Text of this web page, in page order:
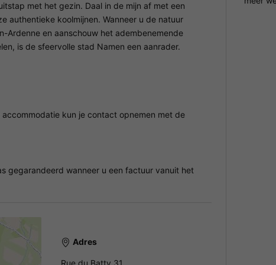
met het gezin. Daal in de mijn af met een
authentieke koolmijnen. Wanneer u de natuur
Ardenne en aanschouw het adembenemende
is de sfeervolle stad Namen een aanrader.
kun je contact opnemen met de
gegarandeerd wanneer u een factuur vanuit het
Adres
Rue du Batty 31